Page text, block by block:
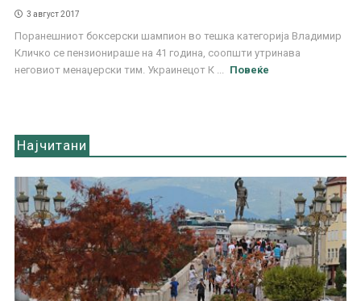
3 август 2017
Поранешниот боксерски шампион во тешка категорија Владимир
Кличко се пензионираше на 41 година, соопшти утринава
неговиот менаџерски тим. Украинецот К ...
Повеќе
Најчитани